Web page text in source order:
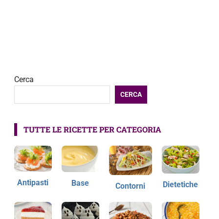
Cerca
CERCA
TUTTE LE RICETTE PER CATEGORIA
Antipasti Base Contorni Dietetiche